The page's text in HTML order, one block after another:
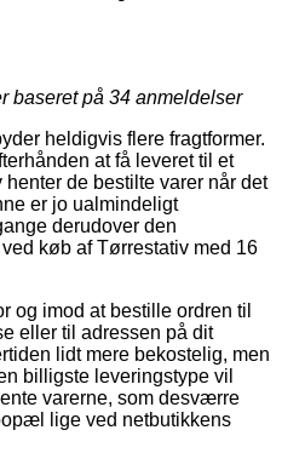
baseret på 34 anmeldelser
heldigvis flere fragtformer.
at få leveret til et
de bestilte varer når det
er jo ualmindeligt
derudover den
køb af Tørrestativ med 16
og imod at bestille ordren til
eller til adressen på dit
lidt mere bekostelig, men
billigste leveringstype vil
varerne, som desværre
lige ved netbutikkens